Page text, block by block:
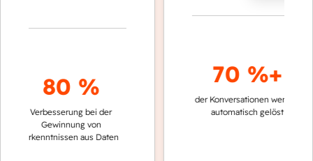
80 %
Verbesserung bei der
Gewinnung von
Erkenntnissen aus Daten
70 %+
der Konversationen werden
automatisch gelöst